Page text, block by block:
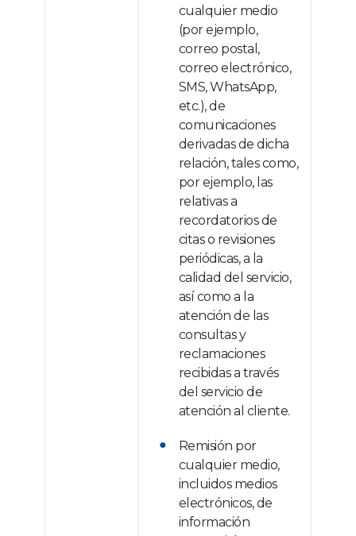
cualquier medio
(por ejemplo,
correo postal,
correo electrónico,
SMS, WhatsApp,
etc.), de
comunicaciones
derivadas de dicha
relación, tales como,
por ejemplo, las
relativas a
recordatorios de
citas o revisiones
periódicas, a la
calidad del servicio,
así como a la
atención de las
consultas y
reclamaciones
recibidas a través
del servicio de
atención al cliente.
Remisión por
cualquier medio,
incluidos medios
electrónicos, de
información